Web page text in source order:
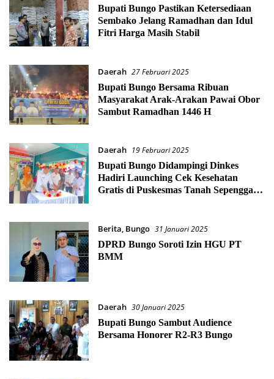
Bupati Bungo Pastikan Ketersediaan
Sembako Jelang Ramadhan dan Idul
Fitri Harga Masih Stabil
Daerah 27 Februari 2025
Bupati Bungo Bersama Ribuan
Masyarakat Arak-Arakan Pawai Obor
Sambut Ramadhan 1446 H
Daerah
19 Februari 2025
Bupati Bungo Didampingi Dinkes
Hadiri Launching Cek Kesehatan
Gratis di Puskesmas Tanah Sepenggal
Berita Bungo 31 Januari 2025
DPRD Bungo Soroti Izin HGU PT
BMM
Daerah 30 Januari 2025
Bupati Bungo Sambut Audience
Bersama Honorer R2-R3 Bungo